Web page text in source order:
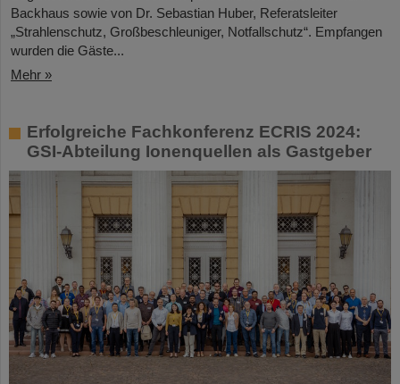
Backhaus sowie von Dr. Sebastian Huber, Referatsleiter
„Strahlenschutz, Großbeschleuniger, Notfallschutz“. Empfangen
wurden die Gäste...
Mehr »
Erfolgreiche Fachkonferenz ECRIS 2024:
GSI-Abteilung Ionenquellen als Gastgeber